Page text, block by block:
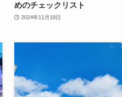
めのチェックリスト
2024年11月18日